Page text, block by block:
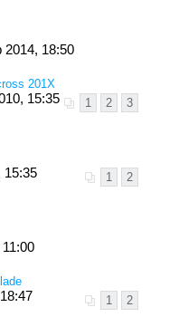
2014, 18:50
201X
1
2 3
15:35
1
2
15:35
1
2